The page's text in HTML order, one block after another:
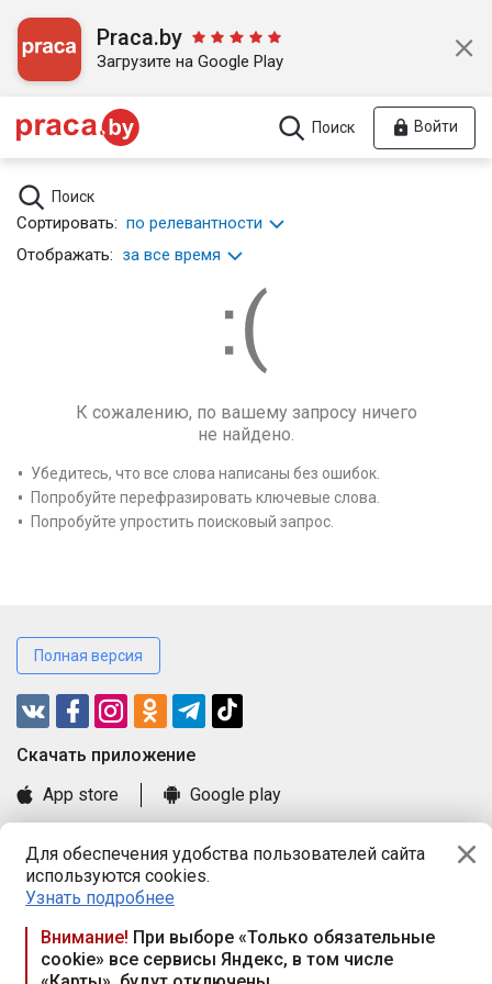
Для обеспечения удобства пользователей сайта
используются cookies.
Узнать подробнее
Внимание! При выборе «Только обязательные
cookie» все сервисы Яндекс, в том числе
Praca.by
Загрузите на Google Play
Поиск Войти
Поиск
Сортировать: по релевантности
Отображать: за все время
К сожалению, по вашему запросу ничего
не найдено.
Убедитесь, что все слова написаны без ошибок.
Попробуйте перефразировать ключевые слова.
Попробуйте упростить поисковый запрос.
Полная версия
Cкачать приложение
App store
Google play
Книга замечаний и предложений
Правила и документы
Praca.by © 2000—2026, ООО «ПРАЦА БАЙ»
Республика Беларусь, 220114, г. Минск, пр-т Независимости
117а, пом. № 9.